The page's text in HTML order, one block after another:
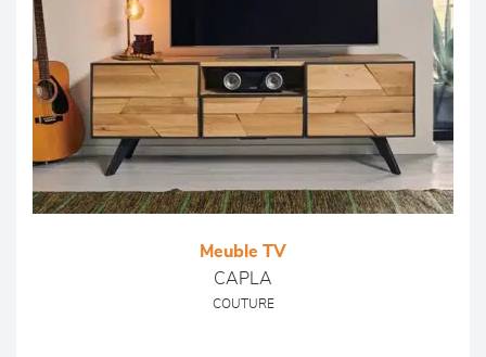
Meuble TV
CAPLA
COUTURE